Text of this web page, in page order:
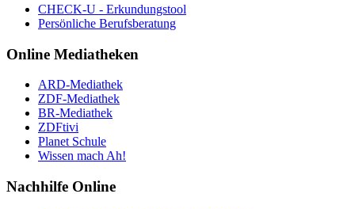
CHECK-U - Erkundungstool
Persönliche Berufsberatung
Online Mediatheken
ARD-Mediathek
ZDF-Mediathek
BR-Mediathek
ZDFtivi
Planet Schule
Wissen mach Ah!
Nachhilfe Online